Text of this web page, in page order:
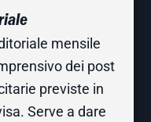
mensile
dei post
previste in
Serve a dare